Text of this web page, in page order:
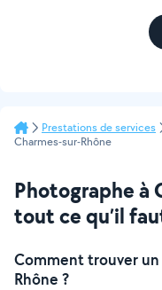
Prestations de services
Charmes-sur-Rhône
Photographe à
tout ce qu’il
Comment trouver
Rhône ?